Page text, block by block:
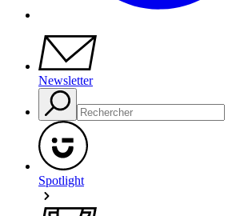
Newsletter
Spotlight